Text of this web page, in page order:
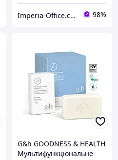
Imperia-Office.com 98%
G&h GOODNESS & HEALTH
Мультифункціональне